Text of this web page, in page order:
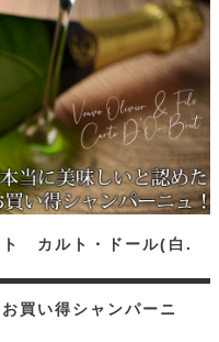
買い得シャンパーニ
カルト・ドール(白.